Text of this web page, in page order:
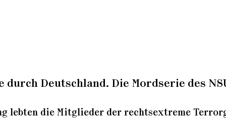
durch Deutschland. Die Mordserie des
lebten die Mitglieder der rechtsextreme